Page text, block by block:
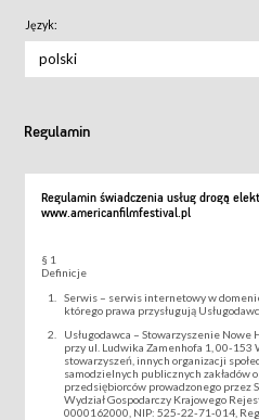
Język:
polski
Regulamin
Regulamin świadczenia usług drogą
www.americanfilmfestival.pl
§ 1
Definicje
Serwis – serwis internetowy w
którego prawa przysługują
Usługodawca – Stowarzyszenie
przy ul. Ludwika Zamenhofa 1, 00-153
stowarzyszeń, innych organizacji
samodzielnych publicznych zakładów
przedsiębiorców prowadzonego przez
Wydział Gospodarczy Krajowego
0000162000, NIP: 525-22-71-014,